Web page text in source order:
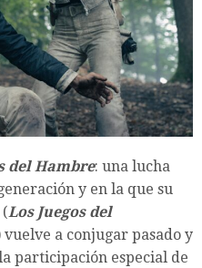
del Hambre: una lucha
y en la que su
(Los Juegos del
vuelve a conjugar pasado y
participación especial de